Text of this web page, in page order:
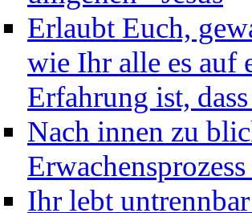
Erlaubt Euch,
wie Ihr alle es auf
Erfahrung ist,
Nach innen zu
Ihr lebt